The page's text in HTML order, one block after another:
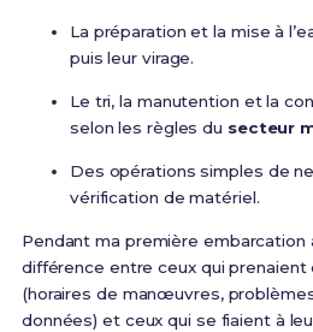
La préparation et la mise à
puis leur virage.
Le tri, la manutention et la
selon les règles du secteur
Des opérations simples de
vérification de matériel.
Pendant ma première embarcation
différence entre ceux qui prenaient
(horaires de manœuvres,
données) et ceux qui se fiaient à